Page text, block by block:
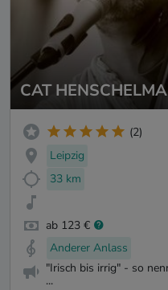
CAT
(2)
Leipzig
33 km
ab 123 €
Anderer Anlass
"Irisch bis irrig" - so
...